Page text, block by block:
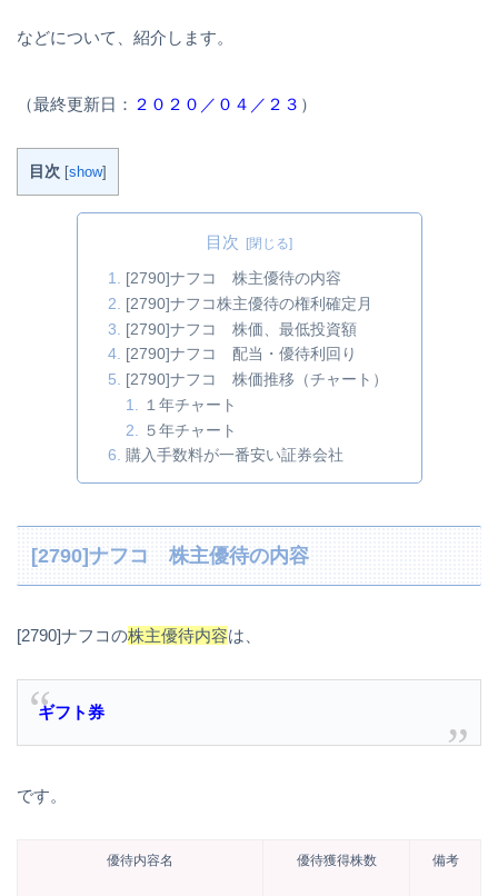
などについて、紹介します。
（最終更新日： ２０２０／０４／２３ ）
目次 [show]
目次
[2790]ナフコ 株主優待の内容
[2790]ナフコ株主優待の権利確定月
[2790]ナフコ 株価、最低投資額
[2790]ナフコ 配当・優待利回り
[2790]ナフコ 株価推移（チャート）
１年チャート
５年チャート
購入手数料が一番安い証券会社
[2790]ナフコ 株主優待の内容
[2790]ナフコの株主優待内容は、
ギフト券
です。
優待内容名 優待獲得株数 備考